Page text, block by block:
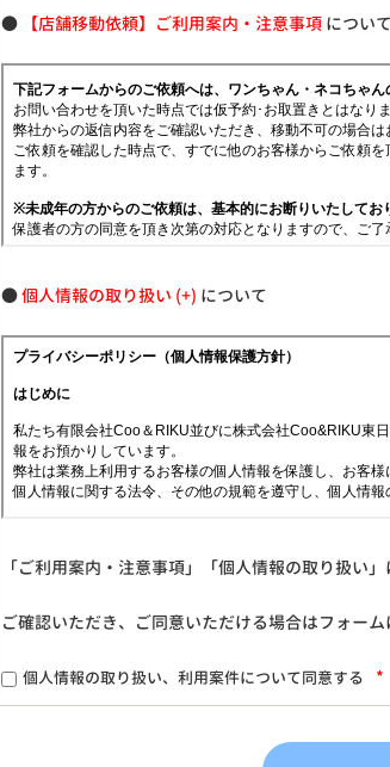
● 【店舗移動依頼】ご利用案内・注意事項 について
●個人情報の取り扱い について
「ご利用案内・注意事項」「個人情報の取り扱い」
ご確認いただき、ご同意いただける場合はフォー
個人情報の取り扱い、利用案件について同意する *